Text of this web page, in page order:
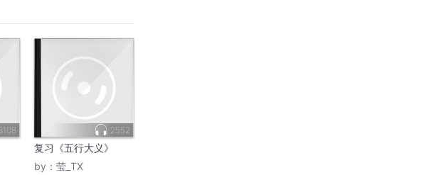
2552
复习《五行大义》
by： 莹_TX